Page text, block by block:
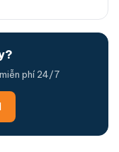
phí 24/7